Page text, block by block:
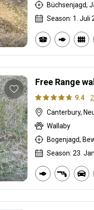
Büchsenjagd,
Season: 1. Juli
Free Range
9.4
Canterbury,
Wallaby
Season: 23.